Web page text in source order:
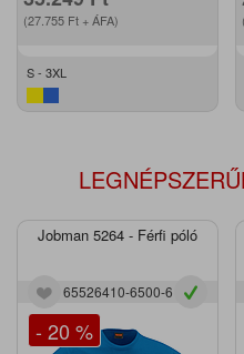
(27.755 Ft + ÁFA)
S - 3XL
Jobman 5264 - Férfi póló
65526410-6500-6
- 20 %